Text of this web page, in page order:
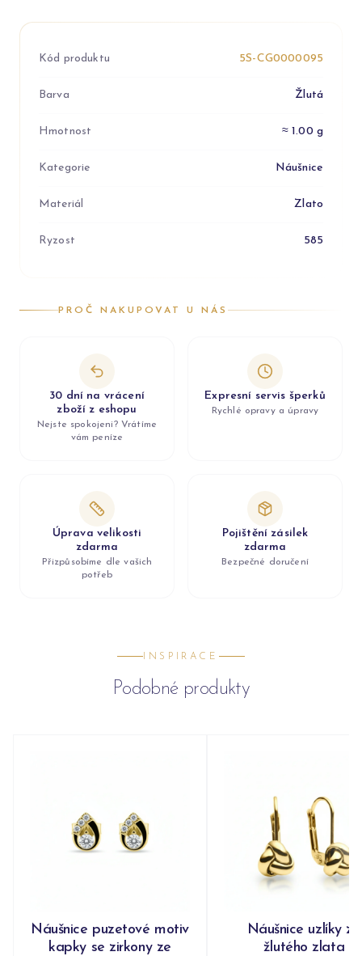
Kód produktu 5S-CG0000095
Barva Žlutá
Hmotnost ≈ 1.00 g
Kategorie Náušnice
Materiál Zlato
Ryzost 585
PROČ NAKUPOVAT U NÁS
30 dní na vrácení
zboží z eshopu
Nejste spokojeni? Vrátíme
vám peníze
Expresní servis šperků
Rychlé opravy a úpravy
Úprava velikosti
zdarma
Přizpůsobíme dle vašich
potřeb
Pojištění zásilek
zdarma
Bezpečné doručení
INSPIRACE
Podobné produkty
Náušnice puzetové motiv
kapky se zirkony ze
Náušnice uzlíky ze
žlutého zlata